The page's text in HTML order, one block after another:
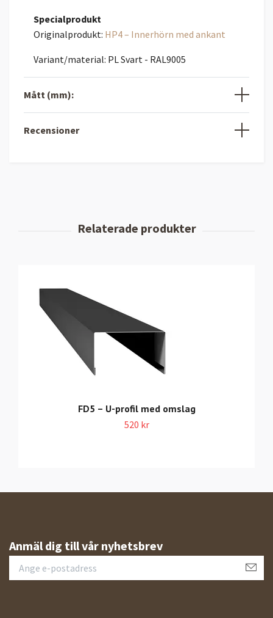
Specialprodukt
Originalprodukt: HP4 – Innerhörn med ankant
Variant/material: PL Svart - RAL9005
Mått (mm):
Recensioner
FD5 – U-profil med omslag
520 kr
Anmäl dig till vår nyhetsbrev